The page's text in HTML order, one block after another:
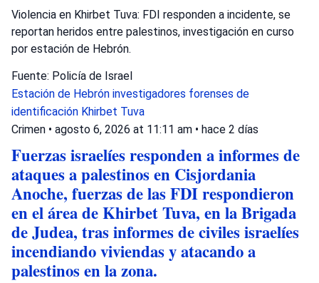
Violencia en Khirbet Tuva: FDI responden a incidente, se
reportan heridos entre palestinos, investigación en curso
por estación de Hebrón.
Fuente: Policía de Israel
Estación de Hebrón investigadores forenses de
identificación Khirbet Tuva
Crimen • agosto 6, 2026 at 11:11 am • hace 2 días
Fuerzas israelíes responden a informes de
ataques a palestinos en Cisjordania
Anoche, fuerzas de las FDI respondieron
en el área de Khirbet Tuva, en la Brigada
de Judea, tras informes de civiles israelíes
incendiando viviendas y atacando a
palestinos en la zona.